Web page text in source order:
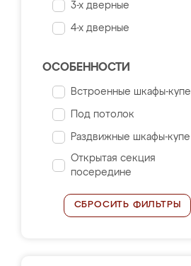
3-х дверные
4-х дверные
ОСОБЕННОСТИ
Встроенные шкафы-купе
Под потолок
Раздвижные шкафы-купе
Открытая секция
посередине
СБРОСИТЬ ФИЛЬТРЫ